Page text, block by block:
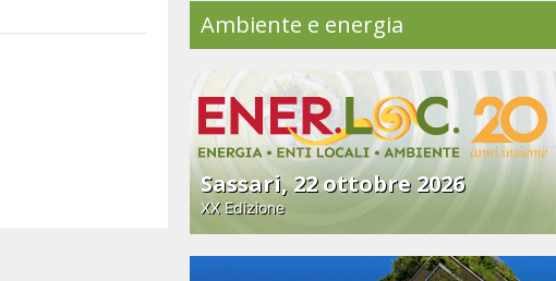
Ambiente e energia
Sassari, 22 ottobre 2026
XX Edizione